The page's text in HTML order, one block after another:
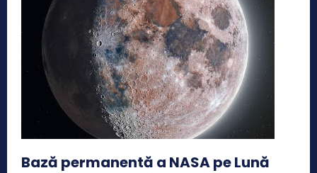
Bază permanentă a NASA pe Lună